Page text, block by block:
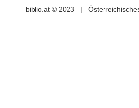
biblio.at © 2023 |